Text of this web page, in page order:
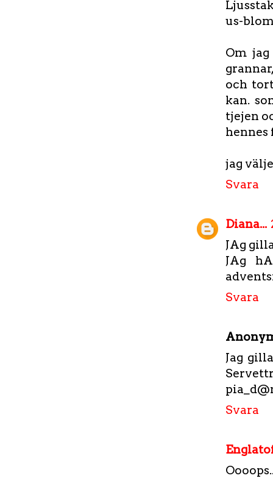
us-
Om
och
kan.
tjejen
hennes
jag
Svara
Diana...
JAg
JAg
Svara
Jag
Svara